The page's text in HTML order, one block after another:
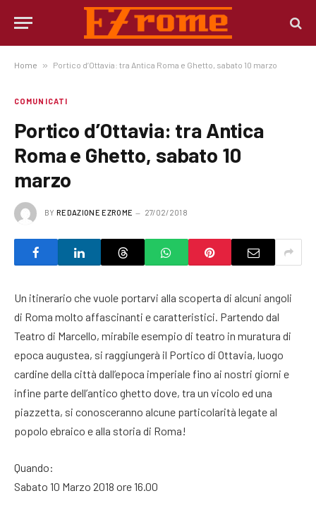
Home » Portico d’Ottavia: tra Antica Roma e Ghetto, sabato 10 marzo
COMUNICATI
Portico d’Ottavia: tra Antica
Roma e Ghetto, sabato 10
marzo
BY REDAZIONE EZROME 27/02/2018
Un itinerario che vuole portarvi alla scoperta di alcuni angoli
di Roma molto affascinanti e caratteristici. Partendo dal
Teatro di Marcello, mirabile esempio di teatro in muratura di
epoca augustea, si raggiungerà il Portico di Ottavia, luogo
cardine della città dall’epoca imperiale fino ai nostri giorni e
infine parte dell’antico ghetto dove, tra un vicolo ed una
piazzetta, si conosceranno alcune particolarità legate al
popolo ebraico e alla storia di Roma!
Quando:
Sabato 10 Marzo 2018 ore 16.00